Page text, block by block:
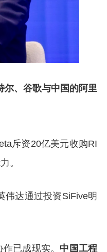
尔、谷歌与中国的阿里
斥资20亿美元收购RI
。
伟达通过投资SiFive明
已成现实。 中国工程